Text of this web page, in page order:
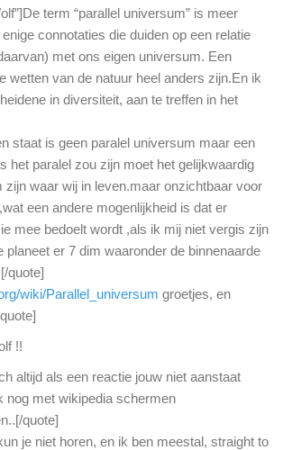
term “parallel universum” is meer
connotaties die duiden op een relatie
met ons eigen universum. Een
wetten van de natuur heel anders zijn.En ik
in diversiteit, aan te treffen in het
staat is geen paralel universum maar een
het paralel zou zijn moet het gelijkwaardig
zijn waar wij in leven.maar onzichtbaar voor
een andere mogenlijkheid is dat er
mee bedoelt wordt ,als ik mij niet vergis zijn
planeet er 7 dim waaronder de binnenaarde
quote]
wiki/Parallel_universum groetjes, en
!!
altijd als een reactie jouw niet aanstaat
nog met wikipedia schermen
quote]
je niet horen, en ik ben meestal, straight to